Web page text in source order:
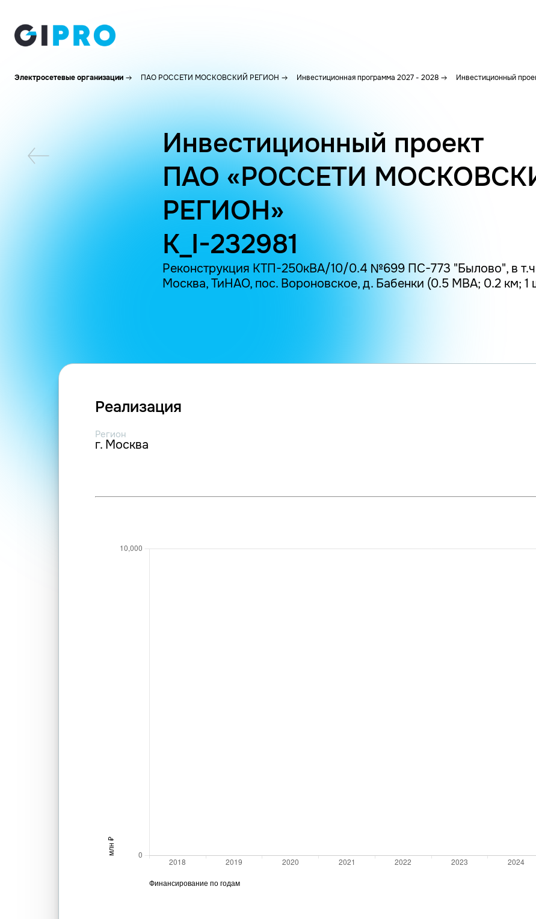
Электросетевые организации ПАО РОССЕТИ МОСКОВСКИЙ РЕГИОН Инвестиционная программа 2027 - 2028 Инвестиционный
Инвестиционный проект
ПАО «РОССЕТИ
РЕГИОН»
K_I-232981
Реконструкция КТП-250кВА/10/0.4 №699 ПС-773 "Былово", в
Москва, ТиНАО, пос. Вороновское, д. Бабенки (0.5 МВА; 0.2 км; 1
Реализация
Регион
г. Москва